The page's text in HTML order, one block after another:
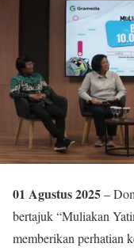
01 Agustus 2025–
bertajuk “Muliakan
memberikan perhatian